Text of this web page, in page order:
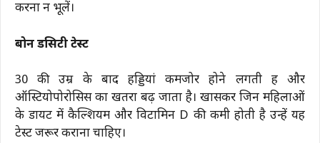
करना न भूलें।
बोन डेंसिटी टेस्ट
30 की उम्र के बाद हड्डियां कमजोर होने लगती हैं और
ऑस्टियोपोरोसिस का खतरा बढ़ जाता है। खासकर जिन महिलाओं
के डायट में कैल्शियम और विटामिन D की कमी होती है उन्हें यह
टेस्ट जरूर कराना चाहिए।